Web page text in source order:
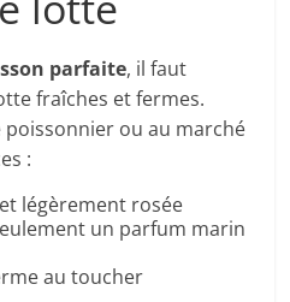
parfaite, il faut
fraîches et fermes.
poissonnier ou au marché
:
légèrement rosée
un parfum marin
au toucher